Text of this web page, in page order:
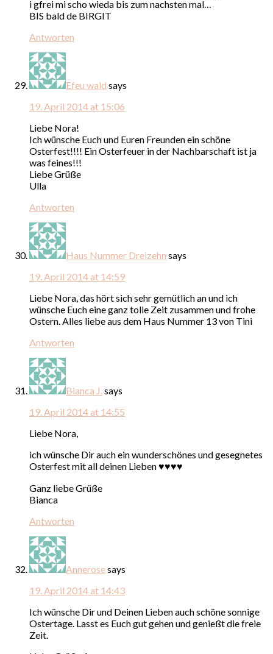
i gfrei mi scho wieda bis zum nachsten mal…
BIS bald de BIRGIT
Antworten
Efeu wald says
19. April 2014 at 15:06
Liebe Nora!
Ich wünsche Euch und Euren Freunden ein schöne
Osterfest!!!! Ein Osterfeuer in der Nachbarschaft ist ja
was feines!!!
Liebe Grüße
Ulla
Antworten
Haus Nummer Dreizehn says
19. April 2014 at 14:59
Liebe Nora, das hört sich sehr gemütlich an und ich
wünsche Euch eine ganz tolle Zeit zusammen und frohe
Ostern. Alles liebe aus dem Haus Nummer 13 von Tini
Antworten
Bianca J. says
19. April 2014 at 14:55
Liebe Nora,
ich wünsche Dir auch ein wunderschönes und gesegnetes
Osterfest mit all deinen Lieben ♥♥♥♥
Ganz liebe Grüße
Bianca
Antworten
Annerosesays
19. April 2014 at 14:43
Ich wünsche Dir und Deinen Lieben auch schöne sonnige
Ostertage. Lasst es Euch gut gehen und genießt die freie
Zeit.